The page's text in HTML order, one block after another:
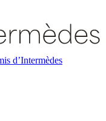
d’Intermèdes